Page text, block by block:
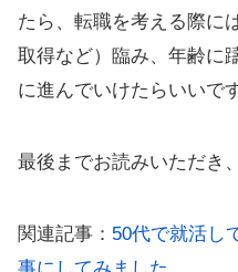
たら、転職を考える際に
取得など）臨み、年齢に
に進んでいけたらいいで
最後までお読みいただき
関連記事： 50代で就活し